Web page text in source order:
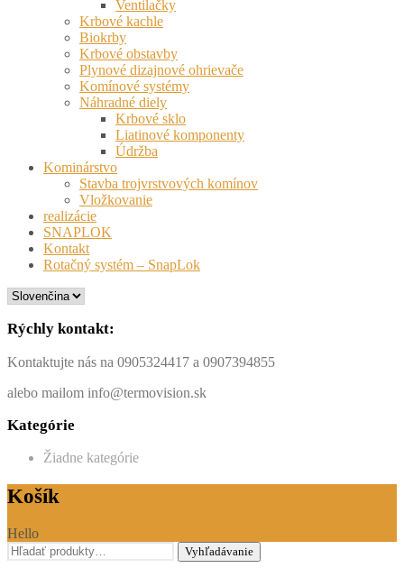
Ventilačky
Krbové kachle
Biokrby
Krbové obstavby
Plynové dizajnové ohrievače
Komínové systémy
Náhradné diely
Krbové sklo
Liatinové komponenty
Údržba
Kominárstvo
Stavba trojvrstvových komínov
Vložkovanie
realizácie
SNAPLOK
Kontakt
Rotačný systém – SnapLok
Rýchly kontakt:
Kontaktujte nás na 0905324417 a 0907394855
alebo mailom info@termovision.sk
Kategórie
Žiadne kategórie
Košík
Hello
Hľadať:
Vyhľadávanie